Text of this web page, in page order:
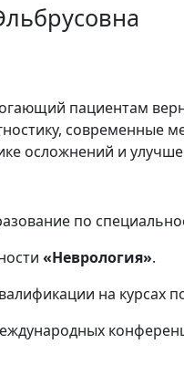
пациентам
современные
осложнений и
по
«Неврология».
на курсах